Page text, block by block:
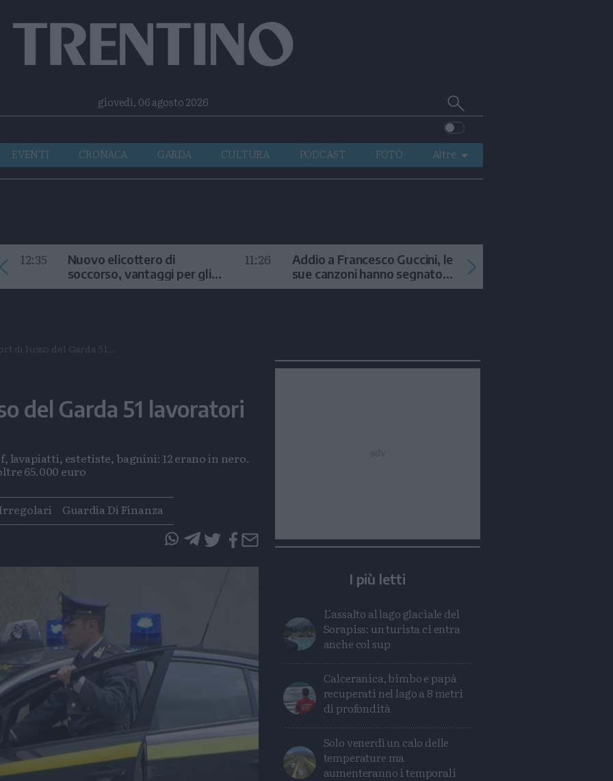
Telegram
RSSgiovedì, 06 agosto 2026 Cerca
su
Trentino
EVENTI CRONACA GARDA CULTURA PODCAST FOTO
Altre
VIDEO
12:35
Nuovo elicottero di
soccorso, vantaggi per gli
interventi in alta quota
11:26
Addio a Francesco Guccini, le
sue canzoni hanno segnato
la storia
di lusso del Garda 51...
del Garda 51 lavoratori
lavapiatti, estetiste, bagnini: 12 erano in nero.
65.000 euro
Guardia Di Finanza
Condividi
Condividi
TwitterCondividi
Mail
I più letti
L'assalto al lago glaciale del
Sorapiss: un turista ci entra
anche col sup
Calceranica, bimbo e papà
recuperati nel lago a 8 metri
di profondità
Solo venerdì un calo delle
temperature ma
aumenteranno i temporali